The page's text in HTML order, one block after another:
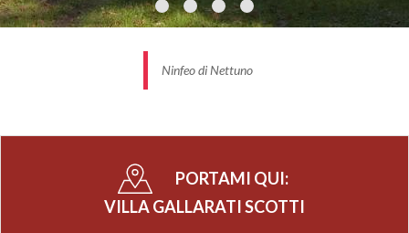
Ninfeo di Nettuno
PORTAMI QUI:
VILLA GALLARATI SCOTTI